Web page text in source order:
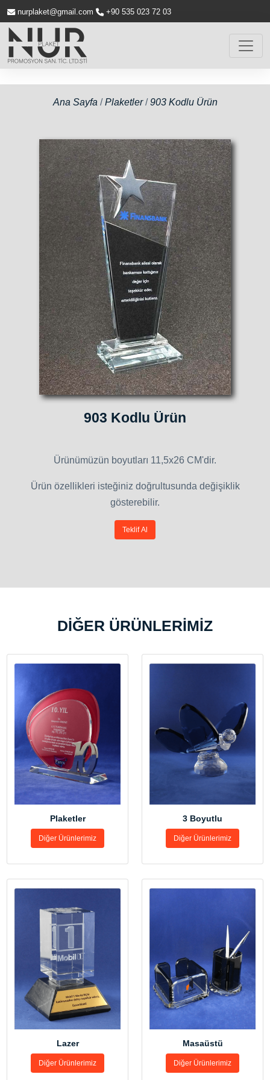
nurplaket@gmail.com +90 535 023 72 03
Ana Sayfa /Plaketler/903 Kodlu Ürün
903 Kodlu Ürün
Ürünümüzün boyutları 11,5x26 CM'dir.
Ürün özellikleri isteğiniz doğrultusunda değişiklik
gösterebilir.
Teklif Al
DİĞER ÜRÜNLERİMİZ
Plaketler
Diğer Ürünlerimiz
3 Boyutlu
Diğer Ürünlerimiz
Lazer
Diğer Ürünlerimiz
Masaüstü
Diğer Ürünlerimiz